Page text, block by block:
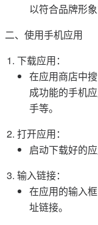
以符合品牌形象
二、使用手机应用
下载应用：
在应用商店中
成功能的手机
手等。
打开应用：
启动下载好的
输入链接：
在应用的输入
址链接。